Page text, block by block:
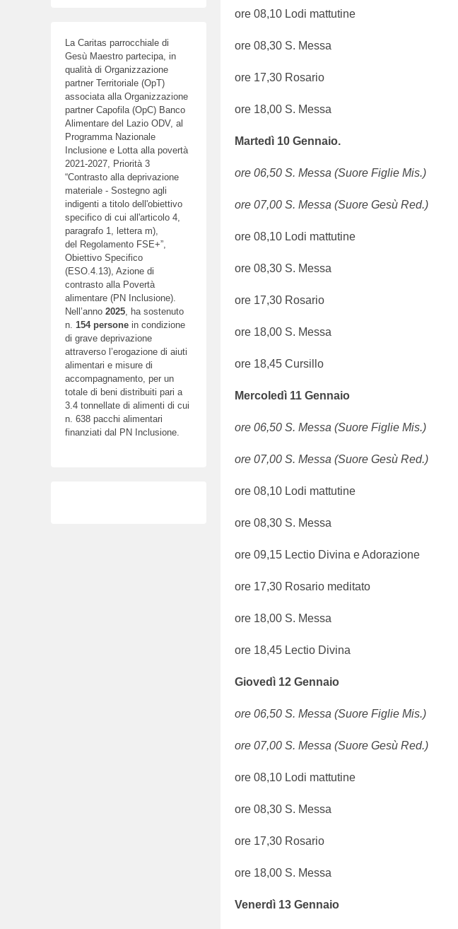
ore 08,10 Lodi mattutine
ore 08,30 S. Messa
ore 17,30 Rosario
ore 18,00 S. Messa
Martedì 10 Gennaio.
ore 06,50 S. Messa (Suore Figlie Mis.)
ore 07,00 S. Messa (Suore Gesù Red.)
ore 08,10 Lodi mattutine
ore 08,30 S. Messa
ore 17,30 Rosario
ore 18,00 S. Messa
ore 18,45 Cursillo
Mercoledì 11 Gennaio
ore 06,50 S. Messa (Suore Figlie Mis.)
ore 07,00 S. Messa (Suore Gesù Red.)
ore 08,10 Lodi mattutine
ore 08,30 S. Messa
ore 09,15 Lectio Divina e Adorazione
ore 17,30 Rosario meditato
ore 18,00 S. Messa
ore 18,45 Lectio Divina
Giovedì 12 Gennaio
ore 06,50 S. Messa (Suore Figlie Mis.)
ore 07,00 S. Messa (Suore Gesù Red.)
ore 08,10 Lodi mattutine
ore 08,30 S. Messa
ore 17,30 Rosario
ore 18,00 S. Messa
Venerdì 13 Gennaio
La Caritas parrocchiale di
Gesù Maestro partecipa, in
qualità di Organizzazione
partner Territoriale (OpT)
associata alla Organizzazione
partner Capofila (OpC) Banco
Alimentare del Lazio ODV, al
Programma Nazionale
Inclusione e Lotta alla povertà
2021-2027, Priorità 3
“Contrasto alla deprivazione
materiale - Sostegno agli
indigenti a titolo dell'obiettivo
specifico di cui all'articolo 4,
paragrafo 1, lettera m),
del Regolamento FSE+”,
Obiettivo Specifico
(ESO.4.13), Azione di
contrasto alla Povertà
alimentare (PN Inclusione).
Nell’anno 2025, ha sostenuto
n. 154 persone in condizione
di grave deprivazione
attraverso l’erogazione di aiuti
alimentari e misure di
accompagnamento, per un
totale di beni distribuiti pari a
3.4 tonnellate di alimenti di cui
n. 638 pacchi alimentari
finanziati dal PN Inclusione.